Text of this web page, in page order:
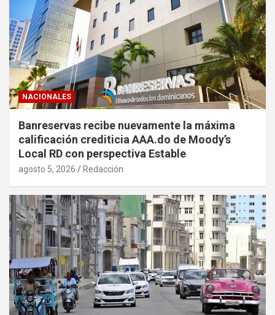
NACIONALES
Banreservas recibe nuevamente la máxima
calificación crediticia AAA.do de Moody’s
Local RD con perspectiva Estable
agosto 5, 2026 Redacción